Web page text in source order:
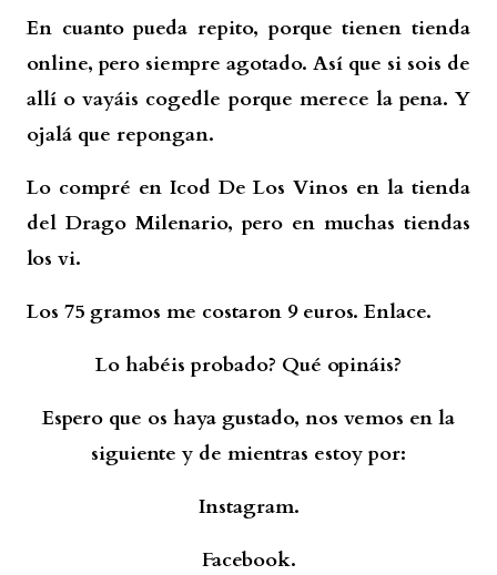
En cuanto pueda repito, porque tienen tienda
online, pero siempre agotado. Así que si sois de
allí o vayáis cogedle porque merece la pena. Y
ojalá que repongan.
Lo compré en Icod De Los Vinos en la tienda
del Drago Milenario, pero en muchas tiendas
los vi.
Los 75 gramos me costaron 9 euros.Enlace.
Lo habéis probado? Qué opináis?
Espero que os haya gustado, nos vemos en la
siguiente y de mientras estoy por:
Instagram.
Facebook.